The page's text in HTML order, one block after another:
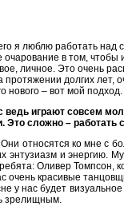
я люблю работать над
очарование в том,
личное. Это очень
протяжении долгих
нового – вот мой подход.
ведь играют совсем
Это сложно – работать
относятся ко мне с
энтузиазм и энергию.
Оливер Томпсон,
очень красивые
у нас будет
зрелищным.